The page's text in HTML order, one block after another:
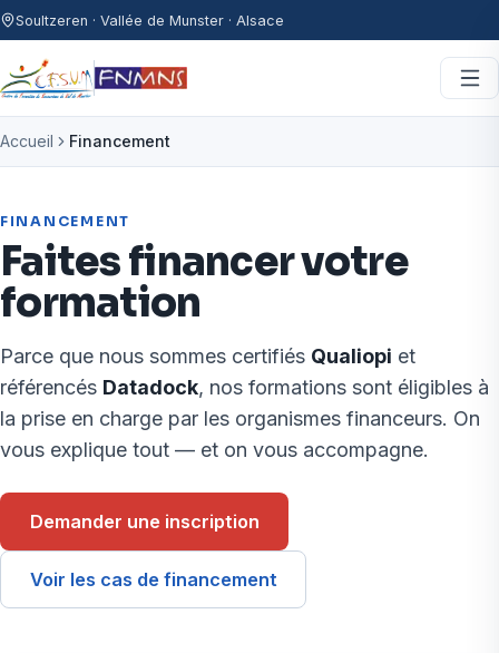
Aller au contenu
Soultzeren · Vallée de Munster · Alsace
Accueil Financement
FINANCEMENT
Faites financer votre
formation
Parce que nous sommes certifiés Qualiopi et
référencés Datadock, nos formations sont éligibles à
la prise en charge par les organismes financeurs. On
vous explique tout — et on vous accompagne.
Demander une inscription
Voir les cas de financement